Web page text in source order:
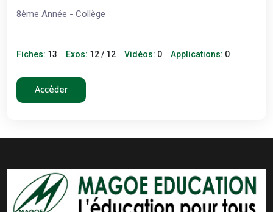
8ème Année - Collège
Fiches: 13 Exos: 12 / 12 Vidéos: 0 Applications: 0
Accéder